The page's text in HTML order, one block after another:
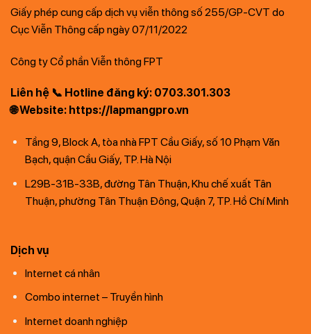
Giấy phép cung cấp dịch vụ viễn thông số 255/GP-CVT do
Cục Viễn Thông cấp ngày 07/11/2022
Công ty Cổ phần Viễn thông FPT
Liên hệ 📞 Hotline đăng ký: 0703.301.303
🌐 Website: https://lapmangpro.vn
Tầng 9, Block A, tòa nhà FPT Cầu Giấy, số 10 Phạm Văn
Bạch, quận Cầu Giấy, TP. Hà Nội
L29B-31B-33B, đường Tân Thuận, Khu chế xuất Tân
Thuận, phường Tân Thuận Đông, Quận 7, TP. Hồ Chí Minh
Dịch vụ
Internet cá nhân
Combo internet – Truyền hình
Internet doanh nghiệp